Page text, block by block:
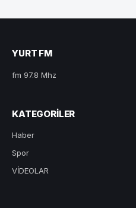
YURT FM
fm 97.8 Mhz
KATEGORILER
Haber
Spor
VİDEOLAR